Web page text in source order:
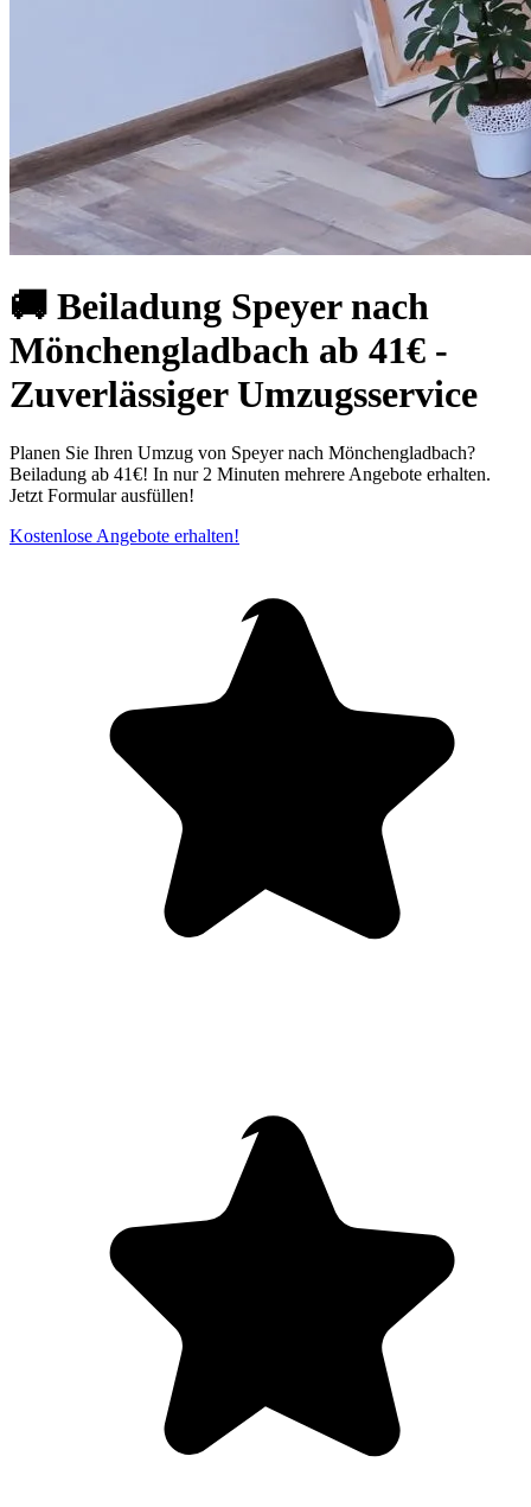
🚚 Beiladung Speyer nach
Mönchengladbach ab 41€ -
Zuverlässiger Umzugsservice
Planen Sie Ihren Umzug von Speyer nach Mönchengladbach?
Beiladung ab 41€! In nur 2 Minuten mehrere Angebote erhalten.
Jetzt Formular ausfüllen!
Kostenlose Angebote erhalten!